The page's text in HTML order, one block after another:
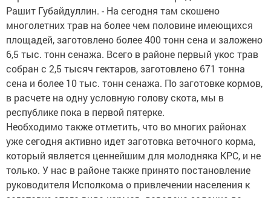
Рашит Губайдуллин. - На сегодня там скошено
многолетних трав на более чем половине имеющихся
площадей, заготовлено более 400 тонн сена и заложено
6,5 тыс. тонн сенажа. Всего в районе первый укос трав
собран с 2,5 тысяч гектаров, заготовлено 671 тонна
сена и более 10 тыс. тонн сенажа. По заготовке кормов,
в расчете на одну условную голову скота, мы в
республике пока в первой пятерке.
Необходимо также отметить, что во многих районах
уже сегодня активно идет заготовка веточного корма,
который является ценнейшим для молодняка КРС, и не
только. У нас в районе также принято постановление
руководителя Исполкома о привлечении населения к